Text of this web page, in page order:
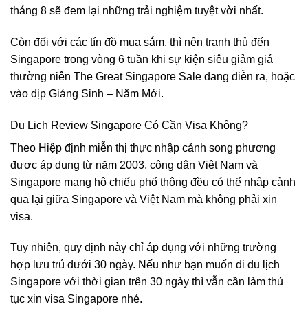
tháng 8 sẽ đem lại những trải nghiệm tuyệt vời nhất.
Còn đối với các tín đồ mua sắm, thì nên tranh thủ đến
Singapore trong vòng 6 tuần khi sự kiện siêu giảm giá
thường niên The Great Singapore Sale đang diễn ra, hoặc
vào dịp Giáng Sinh – Năm Mới.
Du Lịch Review Singapore Có Cần Visa Không?
Theo Hiệp định miễn thị thực nhập cảnh song phương
được áp dụng từ năm 2003, công dân Việt Nam và
Singapore mang hộ chiếu phổ thông đều có thể nhập cảnh
qua lại giữa Singapore và Việt Nam mà không phải xin
visa.
Tuy nhiên, quy định này chỉ áp dụng với những trường
hợp lưu trú dưới 30 ngày. Nếu như bạn muốn đi du lịch
Singapore với thời gian trên 30 ngày thì vẫn cần làm thủ
tục xin visa Singapore nhé.